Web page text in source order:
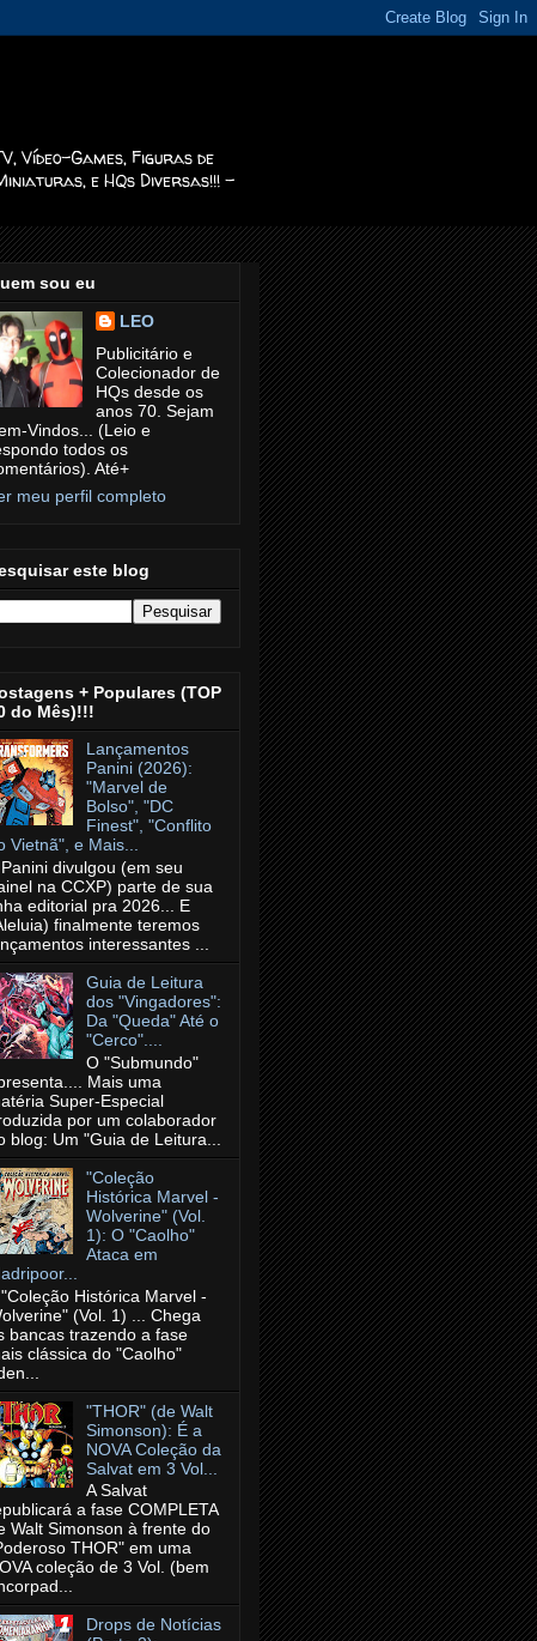
Vídeo-Games, Figuras de
e HQs Diversas!!! -
sou eu
LEO
Publicitário e
Colecionador de
HQs desde os
anos 70. Sejam
Vindos... (Leio e
todos os
Até+
meu perfil completo
este blog
+ Populares (TOP
do Mês)!!!
Lançamentos
Panini (2026):
"Marvel de
Bolso", "DC
Finest", "Conflito
Vietnã", e Mais...
divulgou (em seu
na CCXP) parte de sua
editorial pra 2026... E
finalmente teremos
interessantes ...
Guia de Leitura
dos "Vingadores":
Da "Queda" Até o
"Cerco"....
O "Submundo"
Mais uma
Super-Especial
por um colaborador
blog: Um "Guia de Leitura...
"Coleção
Histórica Marvel -
Wolverine" (Vol.
1): O "Caolho"
Ataca em
Histórica Marvel -
(Vol. 1) ... Chega
bancas trazendo a fase
clássica do "Caolho"
"THOR" (de Walt
Simonson): É a
NOVA Coleção da
Salvat em 3 Vol...
A Salvat
a fase COMPLETA
Walt Simonson à frente do
THOR" em uma
coleção de 3 Vol. (bem
Drops de Notícias